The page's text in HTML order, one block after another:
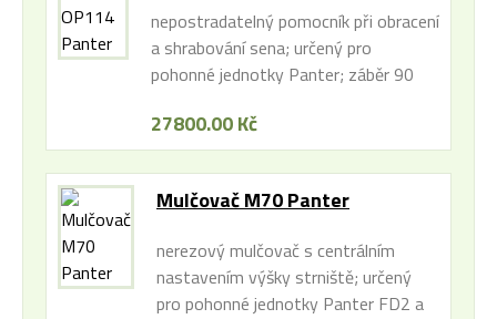
nepostradatelný pomocník při obracení
a shrabování sena; určený pro
pohonné jednotky Panter; záběr 90
27800.00 Kč
Mulčovač M70 Panter
nerezový mulčovač s centrálním
nastavením výšky strniště; určený
pro pohonné jednotky Panter FD2 a